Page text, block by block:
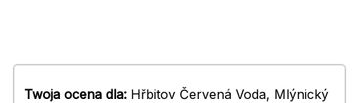
Twoja ocena dla: Hřbitov Červená Voda, Mlýnický